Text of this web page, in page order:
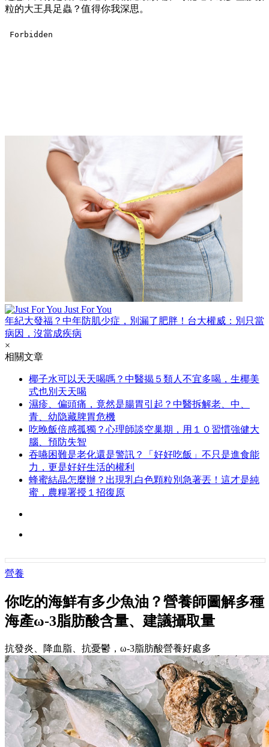
粒的大王具足蟲？值得你我深思。
Just For You
年紀大發福？中年防肌少症，別漏了肥胖！台大權威：別只當
病因，沒當成疾病
×
相關文章
椰子水可以天天喝嗎？中醫揭５類人不宜多喝，生椰美
式也別天天喝
濕疹、偏頭痛，竟然是腸胃引起？中醫拆解老、中、
青、幼隐藏脾胃危機
吃晚飯倍感孤獨？心理師談空巢期，用１０習慣強健大
腦、預防失智
吞嚥困難是老化還是警訊？「好好吃飯」不只是進食能
力，更是好好生活的權利
蜂蜜結晶怎麼辦？出現乳白色顆粒別急著丟！這才是純
蜜，農糧署授１招復原
營養
你吃的海鮮有多少魚油？營養師圖解多種
海產ω-3脂肪酸含量、建議攝取量
抗發炎、降血脂、抗憂鬱，ω-3脂肪酸營養好處多